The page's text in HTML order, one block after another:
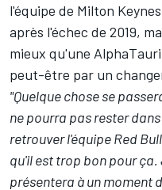
l'équipe de Milton
après l'échec de 2019,
mieux qu'une
peut-être par un
"Quelque chose se
ne pourra pas rester
retrouver l'équipe Red
qu'il est trop bon pour
présentera à un moment